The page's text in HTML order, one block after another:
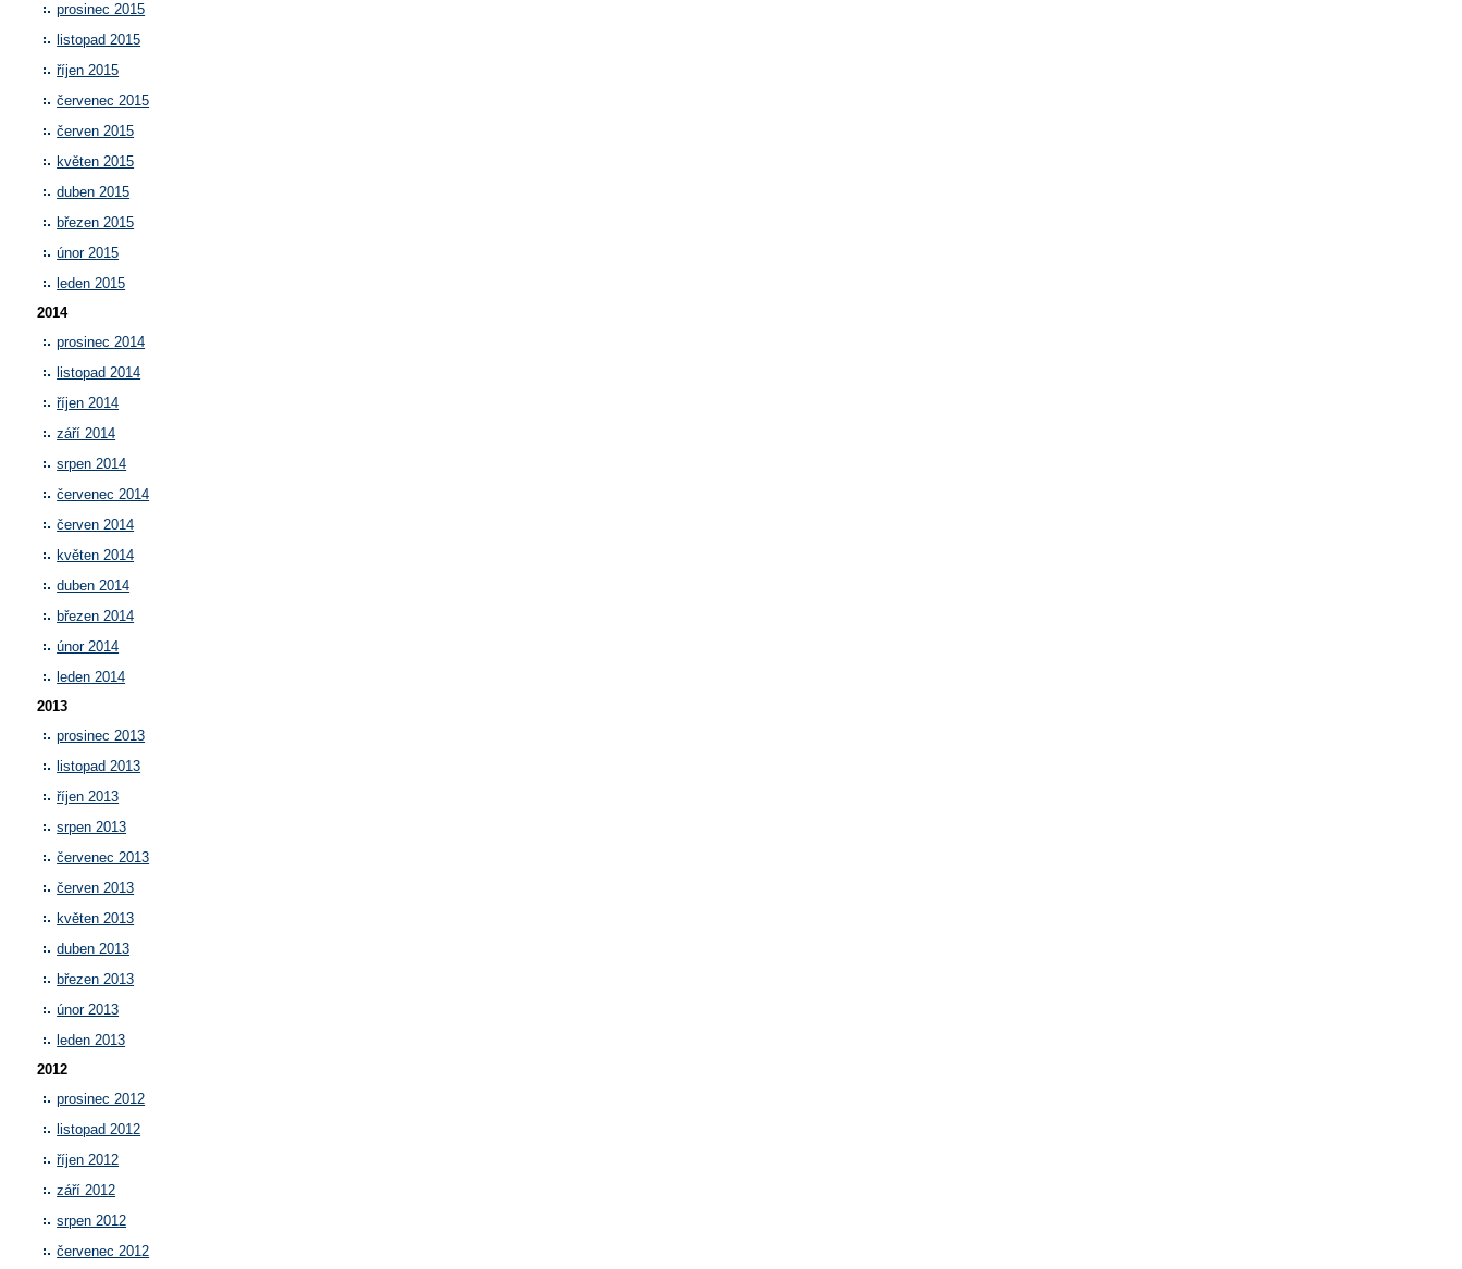
prosinec 2015
listopad 2015
říjen 2015
červenec 2015
červen 2015
květen 2015
duben 2015
březen 2015
únor 2015
leden 2015
2014
prosinec 2014
listopad 2014
říjen 2014
září 2014
srpen 2014
červenec 2014
červen 2014
květen 2014
duben 2014
březen 2014
únor 2014
leden 2014
2013
prosinec 2013
listopad 2013
říjen 2013
srpen 2013
červenec 2013
červen 2013
květen 2013
duben 2013
březen 2013
únor 2013
leden 2013
2012
prosinec 2012
listopad 2012
říjen 2012
září 2012
srpen 2012
červenec 2012